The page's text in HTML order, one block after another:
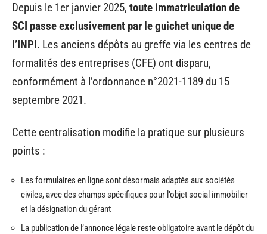
Depuis le 1er janvier 2025, toute immatriculation de
SCI passe exclusivement par le guichet unique de
l’INPI. Les anciens dépôts au greffe via les centres de
formalités des entreprises (CFE) ont disparu,
conformément à l’ordonnance n°2021-1189 du 15
septembre 2021.
Cette centralisation modifie la pratique sur plusieurs
points :
Les formulaires en ligne sont désormais adaptés aux sociétés
civiles, avec des champs spécifiques pour l’objet social immobilier
et la désignation du gérant
La publication de l’annonce légale reste obligatoire avant le dépôt du